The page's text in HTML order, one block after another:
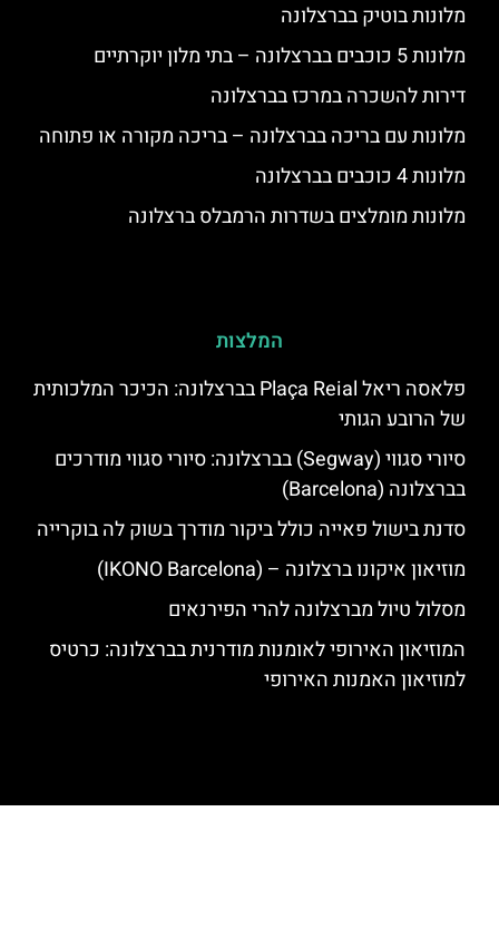
מלונות בוטיק בברצלונה
מלונות 5 כוכבים בברצלונה – בתי מלון יוקרתיים
דירות להשכרה במרכז בברצלונה
מלונות עם בריכה בברצלונה – בריכה מקורה או פתוחה
מלונות 4 כוכבים בברצלונה
מלונות מומלצים בשדרות הרמבלס ברצלונה
המלצות
פלאסה ריאל Plaça Reial בברצלונה: הכיכר המלכותית
של הרובע הגותי
סיורי סגווי (Segway) בברצלונה: סיורי סגווי מודרכים
בברצלונה (Barcelona)
סדנת בישול פאייה כולל ביקור מודרך בשוק לה בוקרייה
מוזיאון איקונו ברצלונה – (IKONO Barcelona)
מסלול טיול מברצלונה להרי הפירנאים
המוזיאון האירופי לאומנות מודרנית בברצלונה: כרטיס
למוזיאון האמנות האירופי